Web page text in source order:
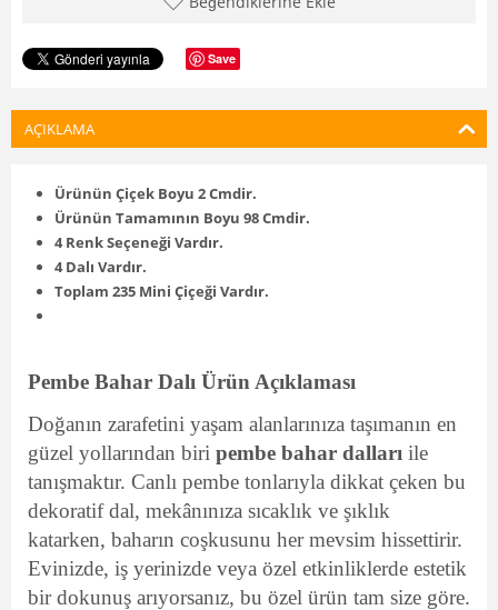
Save
AÇIKLAMA
Ürünün Çiçek Boyu 2 Cmdir.
Ürünün Tamamının Boyu 98 Cmdir.
4 Renk Seçeneği Vardır.
4 Dalı Vardır.
Toplam 235 Mini Çiçeği Vardır.
Pembe Bahar Dalı Ürün Açıklaması
Doğanın zarafetini yaşam alanlarınıza taşımanın en
güzel yollarından biri pembe bahar dalları ile
tanışmaktır. Canlı pembe tonlarıyla dikkat çeken bu
dekoratif dal, mekânınıza sıcaklık ve şıklık
katarken, baharın coşkusunu her mevsim hissettirir.
Evinizde, iş yerinizde veya özel etkinliklerde estetik
bir dokunuş arıyorsanız, bu özel ürün tam size göre.